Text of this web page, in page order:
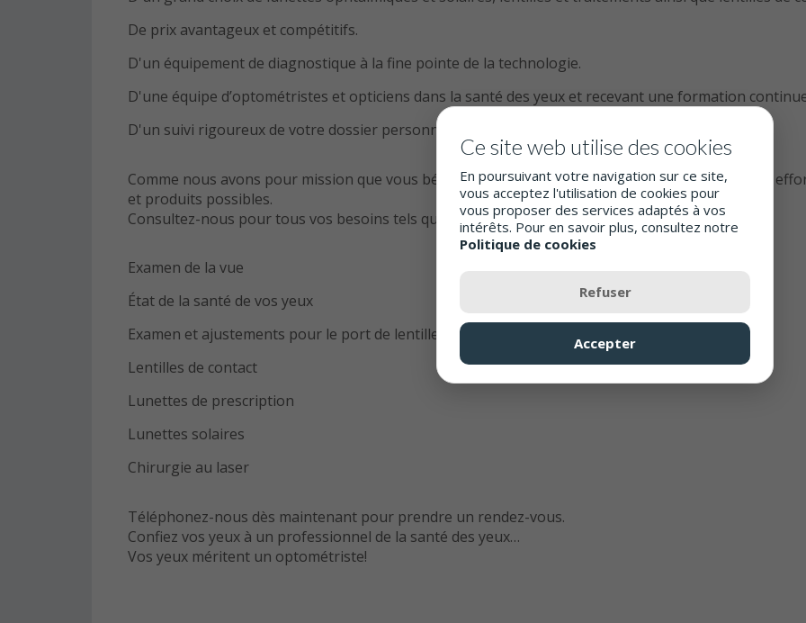
De prix avantageux et compétitifs.
D'un équipement de diagnostique à la fine pointe de la technologie.
D'une équipe d’optométristes et opticiens dans la santé des yeux et recevant une formation
D'un suivi rigoureux de votre dossier personnel.
Comme nous avons pour mission que vous bénéficiez d'une meilleure santé visuelle, nous nous
et produits possibles.
Consultez-nous pour tous vos besoins tels que :
Examen de la vue
État de la santé de vos yeux
Examen et ajustements pour le port de lentilles de contact
Lentilles de contact
Lunettes de prescription
Lunettes solaires
Chirurgie au laser
Téléphonez-nous dès maintenant pour prendre un rendez-vous.
Confiez vos yeux à un professionnel de la santé des yeux…
Vos yeux méritent un optométriste!
Ce site web utilise des cookies
En poursuivant votre navigation sur ce site,
vous acceptez l'utilisation de cookies pour
vous proposer des services adaptés à vos
intérêts. Pour en savoir plus, consultez notre
Politique de cookies
Refuser
Accepter